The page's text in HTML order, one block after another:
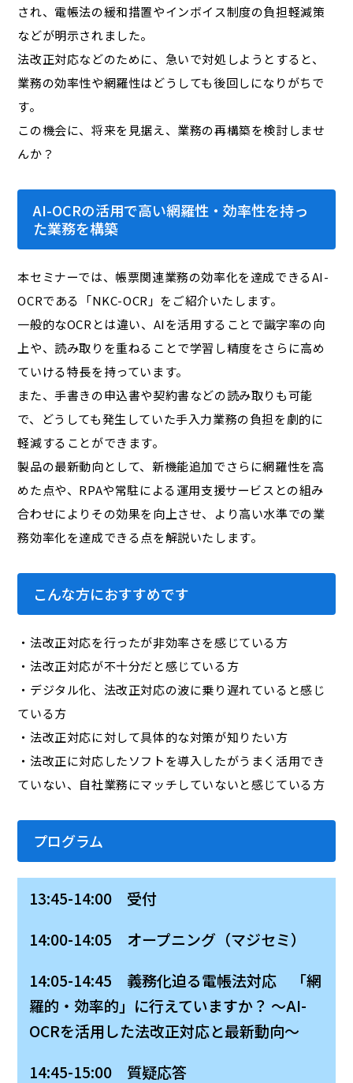
され、電帳法の緩和措置やインボイス制度の負担軽減策
などが明示されました。
法改正対応などのために、急いで対処しようとすると、
業務の効率性や網羅性はどうしても後回しになりがちで
す。
この機会に、将来を見据え、業務の再構築を検討しませ
んか？
AI-OCRの活用で高い網羅性・効率性を持っ
た業務を構築
本セミナーでは、帳票関連業務の効率化を達成できるAI-
OCRである「NKC-OCR」をご紹介いたします。
一般的なOCRとは違い、AIを活用することで識字率の向
上や、読み取りを重ねることで学習し精度をさらに高め
ていける特長を持っています。
また、手書きの申込書や契約書などの読み取りも可能
で、どうしても発生していた手入力業務の負担を劇的に
軽減することができます。
製品の最新動向として、新機能追加でさらに網羅性を高
めた点や、RPAや常駐による運用支援サービスとの組み
合わせによりその効果を向上させ、より高い水準での業
務効率化を達成できる点を解説いたします。
こんな方におすすめです
・法改正対応を行ったが非効率さを感じている方
・法改正対応が不十分だと感じている方
・デジタル化、法改正対応の波に乗り遅れていると感じ
ている方
・法改正対応に対して具体的な対策が知りたい方
・法改正に対応したソフトを導入したがうまく活用でき
ていない、自社業務にマッチしていないと感じている方
プログラム
13:45-14:00 受付
14:00-14:05 オープニング（マジセミ）
14:05-14:45 義務化迫る電帳法対応 「網
羅的・効率的」に行えていますか？ ～AI-
OCRを活用した法改正対応と最新動向～
14:45-15:00 質疑応答